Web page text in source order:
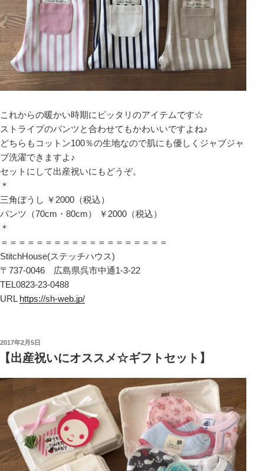
これからの暖かい時期にピッタリのアイテムです☆
ストライプのパンツと合わせてもかわいいですよね♪
どちらもコットン100％の生地なので肌にも優しくジャブジャ
ブ洗濯できますよ♪
セットにして出産祝いにもどうぞ。
＊
三角ぼうし ￥2000（税込）
パンツ（70cm・80cm） ￥2000（税込）
＊
＝＝＝＝＝＝＝＝＝＝＝＝＝＝＝＝＝＝＝
StitchHouse(ステッチハウス)
〒737-0046 広島県呉市中通1-3-22
TEL0823-23-0488
URL https://sh-web.jp/
投
日:
2017年2月5日
出産祝いにオススメ☆ギフトセット】